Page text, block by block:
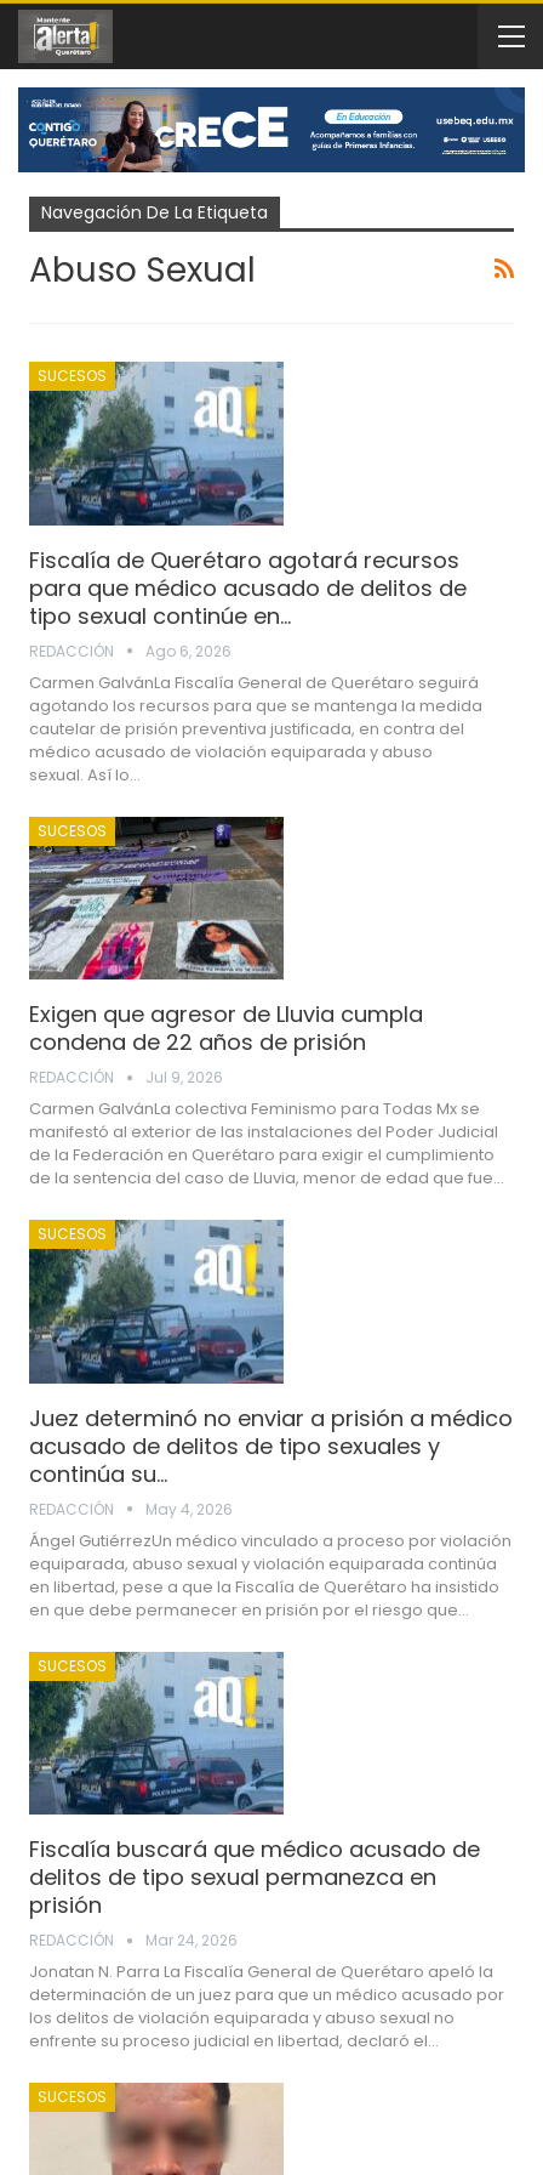
Navegación De La Etiqueta
Abuso Sexual
SUCESOS
Fiscalía de Querétaro agotará recursos
para que médico acusado de delitos de
tipo sexual continúe en…
REDACCIÓN Ago 6, 2026
Carmen GalvánLa Fiscalía General de Querétaro seguirá
agotando los recursos para que se mantenga la medida
cautelar de prisión preventiva justificada, en contra del
médico acusado de violación equiparada y abuso
sexual. Así lo…
SUCESOS
Exigen que agresor de Lluvia cumpla
condena de 22 años de prisión
REDACCIÓN Jul 9, 2026
Carmen GalvánLa colectiva Feminismo para Todas Mx se
manifestó al exterior de las instalaciones del Poder Judicial
de la Federación en Querétaro para exigir el cumplimiento
de la sentencia del caso de Lluvia, menor de edad que fue…
SUCESOS
Juez determinó no enviar a prisión a médico
acusado de delitos de tipo sexuales y
continúa su…
REDACCIÓN May 4, 2026
Ángel GutiérrezUn médico vinculado a proceso por violación
equiparada, abuso sexual y violación equiparada continúa
en libertad, pese a que la Fiscalía de Querétaro ha insistido
en que debe permanecer en prisión por el riesgo que…
SUCESOS
Fiscalía buscará que médico acusado de
delitos de tipo sexual permanezca en
prisión
REDACCIÓN Mar 24, 2026
Jonatan N. Parra La Fiscalía General de Querétaro apeló la
determinación de un juez para que un médico acusado por
los delitos de violación equiparada y abuso sexual no
enfrente su proceso judicial en libertad, declaró el…
SUCESOS